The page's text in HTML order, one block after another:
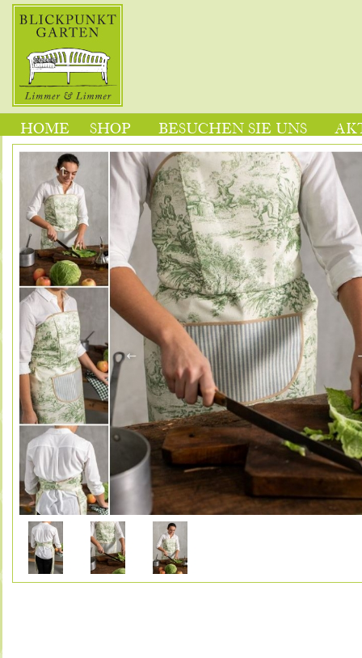
HOME SHOP BESUCHEN SIE UNS